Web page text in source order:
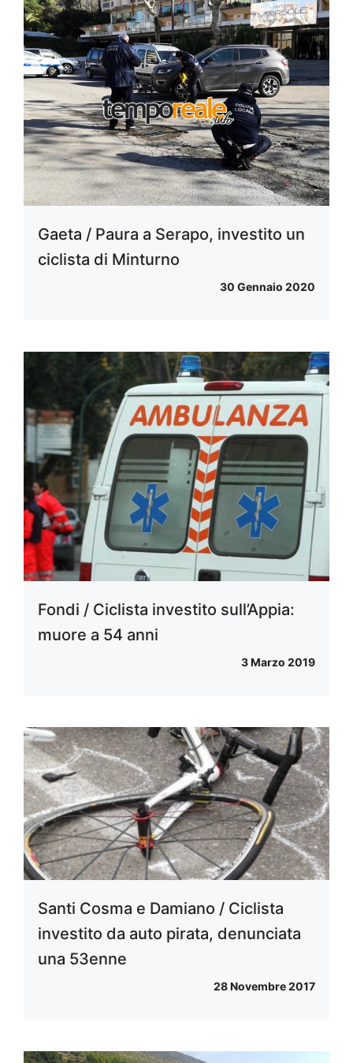
Gaeta / Paura a Serapo, investito un
ciclista di Minturno
30 Gennaio 2020
Fondi / Ciclista investito sull’Appia:
muore a 54 anni
3 Marzo 2019
Santi Cosma e Damiano / Ciclista
investito da auto pirata, denunciata
una 53enne
28 Novembre 2017